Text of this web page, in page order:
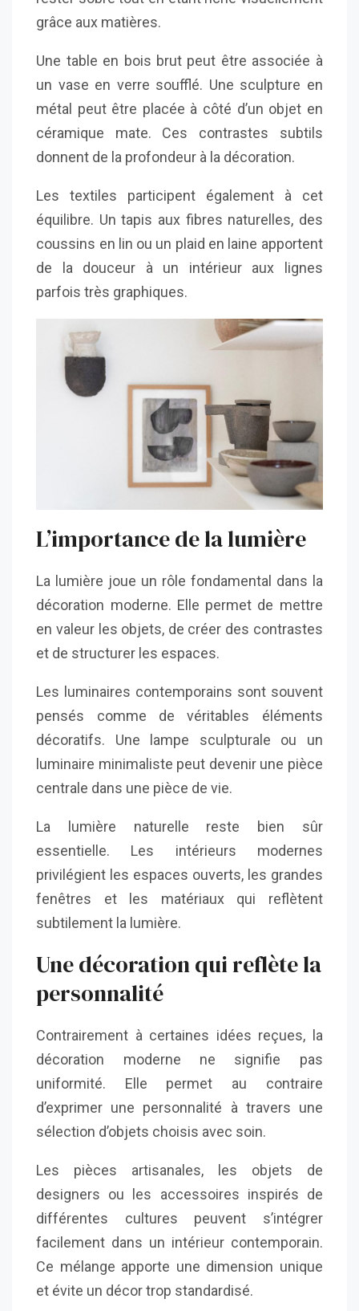
grâce aux matières.
Une table en bois brut peut être associée à
un vase en verre soufflé. Une sculpture en
métal peut être placée à côté d’un objet en
céramique mate. Ces contrastes subtils
donnent de la profondeur à la décoration.
Les textiles participent également à cet
équilibre. Un tapis aux fibres naturelles, des
coussins en lin ou un plaid en laine apportent
de la douceur à un intérieur aux lignes
parfois très graphiques.
L’importance de la lumière
La lumière joue un rôle fondamental dans la
décoration moderne. Elle permet de mettre
en valeur les objets, de créer des contrastes
et de structurer les espaces.
Les luminaires contemporains sont souvent
pensés comme de véritables éléments
décoratifs. Une lampe sculpturale ou un
luminaire minimaliste peut devenir une pièce
centrale dans une pièce de vie.
La lumière naturelle reste bien sûr
essentielle. Les intérieurs modernes
privilégient les espaces ouverts, les grandes
fenêtres et les matériaux qui reflètent
subtilement la lumière.
Une décoration qui reflète la
personnalité
Contrairement à certaines idées reçues, la
décoration moderne ne signifie pas
uniformité. Elle permet au contraire
d’exprimer une personnalité à travers une
sélection d’objets choisis avec soin.
Les pièces artisanales, les objets de
designers ou les accessoires inspirés de
différentes cultures peuvent s’intégrer
facilement dans un intérieur contemporain.
Ce mélange apporte une dimension unique
et évite un décor trop standardisé.